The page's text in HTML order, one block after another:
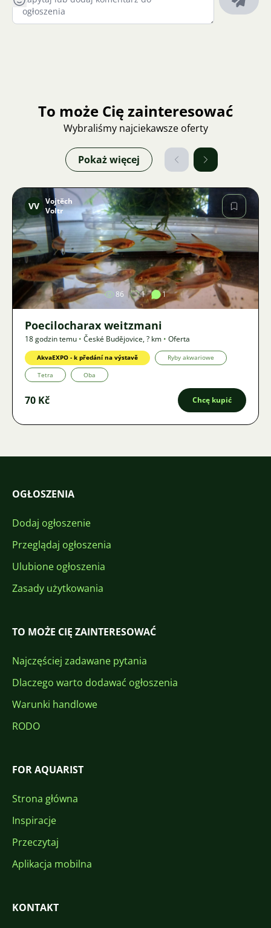
To może Cię zainteresować
Wybraliśmy najciekawsze oferty
Pokaż więcej
Zdjęcie
VV Vojtěch
Voltr
86 1 1
Poecilocharax weitzmani
18 godzin temu • České Budějovice,? km • Oferta
AkvaEXPO - k předání na výstavě Ryby akwariowe
Tetra Oba
70 Kč Chcę kupić
OGŁOSZENIA
Dodaj ogłoszenie
Przeglądaj ogłoszenia
Ulubione ogłoszenia
Zasady użytkowania
TO MOŻE CIĘ ZAINTERESOWAĆ
Najczęściej zadawane pytania
Dlaczego warto dodawać ogłoszenia
Warunki handlowe
RODO
FOR AQUARIST
Strona główna
Inspiracje
Przeczytaj
Aplikacja mobilna
KONTAKT